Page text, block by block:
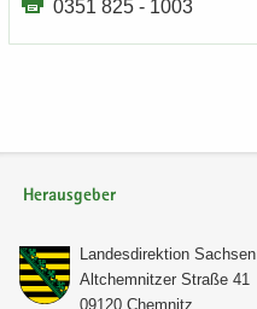
0351 825 - 1003
Herausgeber
Lan­des­di­rek­ti­on Sach­sen
Alt­chem­nit­zer Stra­ße 41
09120 Chem­nitz